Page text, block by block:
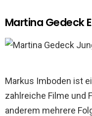
Martina Gedeck
Markus Imboden ist
zahlreiche Filme und
anderem mehrere